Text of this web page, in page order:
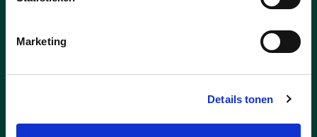
Marketing
Details tonen